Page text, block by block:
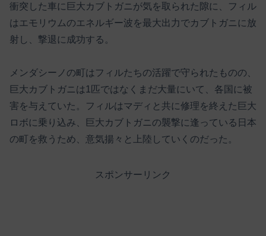
衝突した車に巨大カブトガニが気を取られた隙に、フィル
はエモリウムのエネルギー波を最大出力でカブトガニに放
射し、撃退に成功する。
メンダシーノの町はフィルたちの活躍で守られたものの、
巨大カブトガニは1匹ではなくまだ大量にいて、各国に被
害を与えていた。フィルはマディと共に修理を終えた巨大
ロボに乗り込み、巨大カブトガニの襲撃に逢っている日本
の町を救うため、意気揚々と上陸していくのだった。
スポンサーリンク